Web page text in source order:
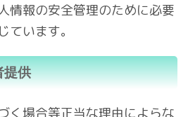
情報の安全管理のために必要
ています。
提供
く場合等正当な理由によらな